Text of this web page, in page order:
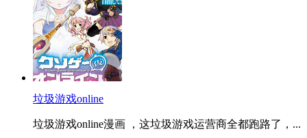
垃圾游戏online
垃圾游戏online漫画 ，这垃圾游戏运营商全都跑路了，...